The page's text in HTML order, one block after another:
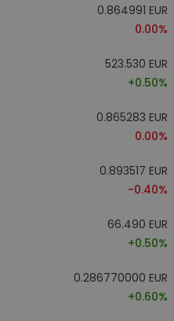
0.864991 EUR
0.00%
523.530 EUR
+0.50%
0.865283 EUR
0.00%
0.893517 EUR
-0.40%
66.490 EUR
+0.50%
0.286770000 EUR
+0.60%